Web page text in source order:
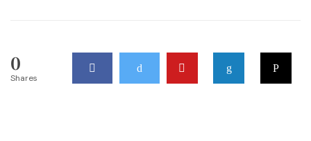
0
Shares